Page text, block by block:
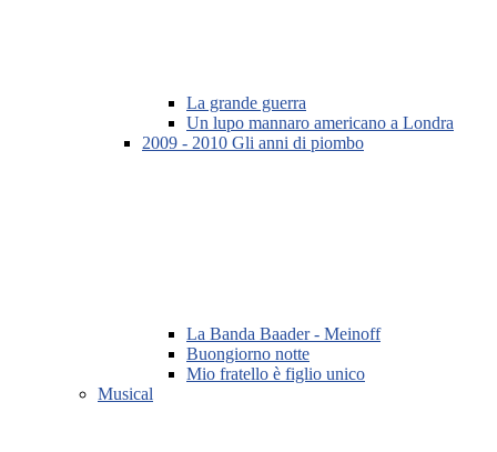
La grande guerra
Un lupo mannaro americano a Londra
2009 - 2010 Gli anni di piombo
La Banda Baader - Meinoff
Buongiorno notte
Mio fratello è figlio unico
Musical